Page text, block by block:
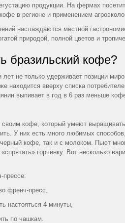
продукции. На фермах
в регионе и применением
наслаждаются местной
природой, полной цветов и
бразильский кофе?
не только удерживает позиции
находится вверху списка
выпивает в год в 6 раз меньше
своим кофе, который умеют
У них есть много любимых
кофе, так и с молоком. Пьют
горчинку. Вот несколько
прессе:
френч-пресс,
настояться 4 минуты,
по чашкам.